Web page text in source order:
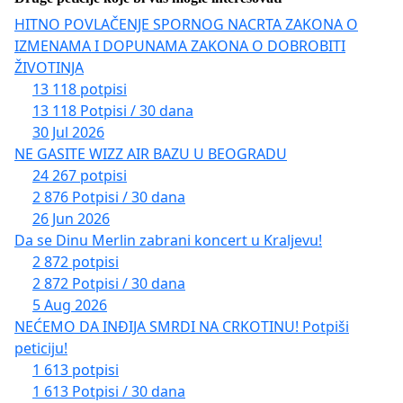
organizacije za zaštitu prava žena, organizacije
civilnog društva, stručna i akademska javnost, kao i
svi drugi društveni akteri koji u okviru svojih
nadležnosti i djelovanja imaju obavezu da štite
ljudsko dostojanstvo, ustavni poredak, građanske
vrijednosti i međunarodni ugled države.
Povod za ovu peticiju predstavljaju događaji i javna
djelovanja koja prethode važnim međunarodnim
susretima i samitima na kojima Crna Gora nastupa
kao država kandidat za članstvo u Evropskoj uniji.
Smatramo da je u takvim okolnostima posebno
važno očuvati političku stabilnost, međunacionalni
sklad, međunarodni kredibilitet države i fokus na
HITNO POVLAČENJE SPORNOG NACRTA ZAKONA O
IZMENAMA I DOPUNAMA ZAKONA O DOBROBITI
ŽIVOTINJA
13 118 potpisi
13 118 Potpisi / 30 dana
30 Jul 2026
NE GASITE WIZZ AIR BAZU U BEOGRADU
24 267 potpisi
2 876 Potpisi / 30 dana
26 Jun 2026
Da se Dinu Merlin zabrani koncert u Kraljevu!
2 872 potpisi
2 872 Potpisi / 30 dana
5 Aug 2026
NEĆEMO DA INĐIJA SMRDI NA CRKOTINU! Potpiši
peticiju!
1 613 potpisi
1 613 Potpisi / 30 dana